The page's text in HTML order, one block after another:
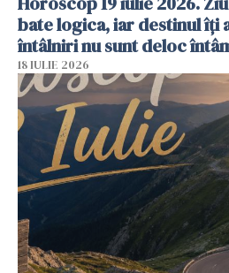
bate logica, iar destinul îți
întâlniri nu sunt deloc
18 IULIE 2026